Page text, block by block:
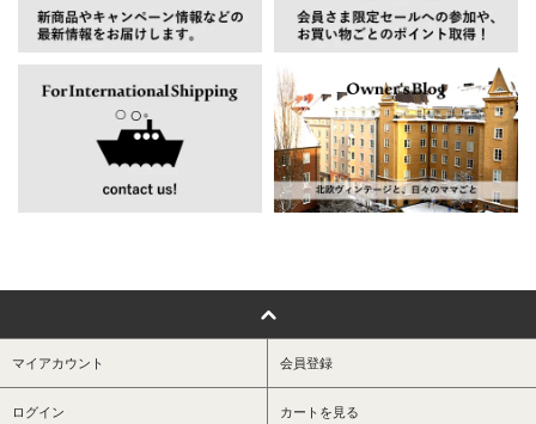
マイアカウント 会員登録
ログイン カートを見る